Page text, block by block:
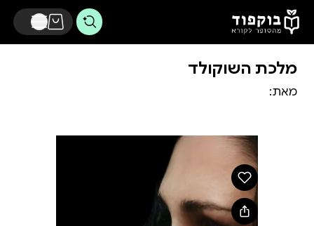
דלג לתוכן הראשי
מלכת השוקולד
מאת: